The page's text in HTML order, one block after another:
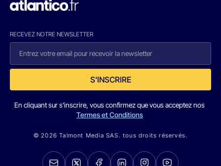
RECEVEZ NOTRE NEWSLETTER
S'INSCRIRE
En cliquant sur s'inscrire, vous confirmez que vous acceptez nos
Termes et Conditions
© 2026 Talmont Media SAS. tous droits réservés.